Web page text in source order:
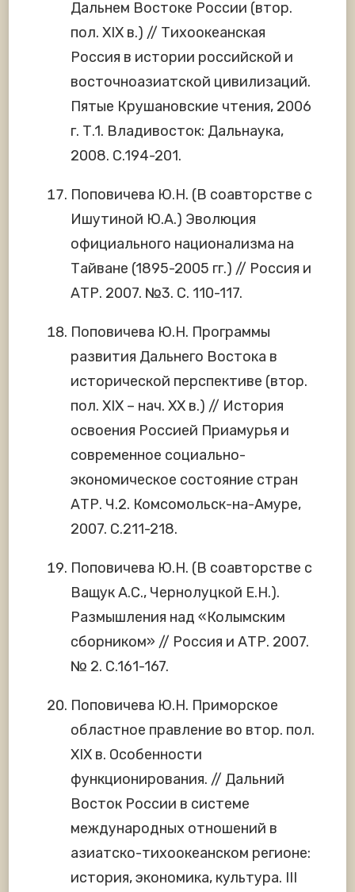
Дальнем Востоке России (втор.
пол. XIX в.) // Тихоокеанская
Россия в истории российской и
восточноазиатской цивилизаций.
Пятые Крушановские чтения, 2006
г. Т.1. Владивосток: Дальнаука,
2008. С.194-201.
Поповичева Ю.Н. (В соавторстве с
Ишутиной Ю.А.) Эволюция
официального национализма на
Тайване (1895-2005 гг.) // Россия и
АТР. 2007. №3. С. 110-117.
Поповичева Ю.Н. Программы
развития Дальнего Востока в
исторической перспективе (втор.
пол. XIX – нач. XX в.) // История
освоения Россией Приамурья и
современное социально-
экономическое состояние стран
АТР. Ч.2. Комсомольск-на-Амуре,
2007. С.211-218.
Поповичева Ю.Н. (В соавторстве с
Ващук А.С., Чернолуцкой Е.Н.).
Размышления над «Колымским
сборником» // Россия и АТР. 2007.
№ 2. С.161-167.
Поповичева Ю.Н. Приморское
областное правление во втор. пол.
XIX в. Особенности
функционирования. // Дальний
Восток России в системе
международных отношений в
азиатско-тихоокеанском регионе:
история, экономика, культура. III